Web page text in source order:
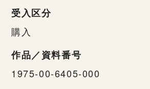
受入区分
購入
作品／資料番号
1975-00-6405-000